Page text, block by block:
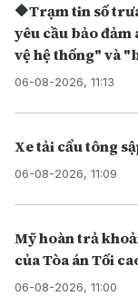
🔶Trạm tin số trưa 6/8/2026:
yêu cầu bảo
vệ hệ thống" và
06-08-2026, 11:13
Xe tải cẩu tông
06-08-2026, 11:09
Mỹ hoàn trả
của Tòa án Tối
06-08-2026, 11:00